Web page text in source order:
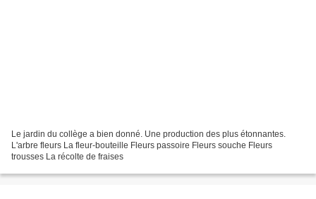
Le jardin du collège a bien donné. Une production des plus étonnantes.
L'arbre fleurs La fleur-bouteille Fleurs passoire Fleurs souche Fleurs
trousses La récolte de fraises